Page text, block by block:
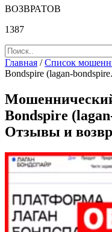
ВОЗВРАТОВ
1387
Главная /Список
Bondspire (lagan-
Bondspire
Отзывы и